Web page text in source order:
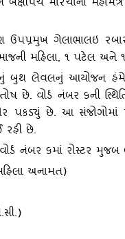
બક્ષીપંચ મોરચાના
ગેલાભાલઇ
મહિલા, ૧ પટેલ અને ૧
બુથ લેવલનું આયોજન
છે. વોર્ડ નંબર ૬ની
પકડ્‍યું છે. આ સંજોગોમાં
રહી છે.
વોર્ડ નંબર ૬માં રોસ્‍ટર
અનામત)